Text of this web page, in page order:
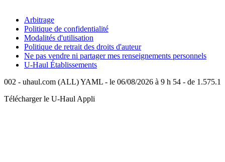
Arbitrage
Politique de confidentialité
Modalités d'utilisation
Politique de retrait des droits d'auteur
Ne pas vendre ni partager mes renseignements personnels
U-Haul Établissements
002 - uhaul.com (ALL) YAML - le 06/08/2026 à 9 h 54 - de 1.575.1
Télécharger le U-Haul Appli